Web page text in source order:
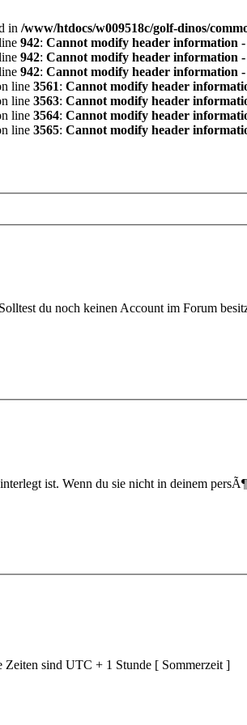
in /www/htdocs/w009518c/golf-dinos/
942: Cannot modify header information
942: Cannot modify header information
942: Cannot modify header information
line 3561: Cannot modify header
line 3563: Cannot modify header
line 3564: Cannot modify header
line 3565: Cannot modify header
du noch keinen Account im Forum
ist. Wenn du sie nicht in deinem
Zeiten sind UTC + 1 Stunde [ Sommerzeit ]